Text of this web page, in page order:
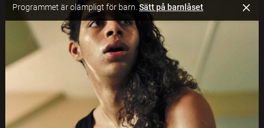
Programmet är olämpligt för barn. Sätt på barnlåset